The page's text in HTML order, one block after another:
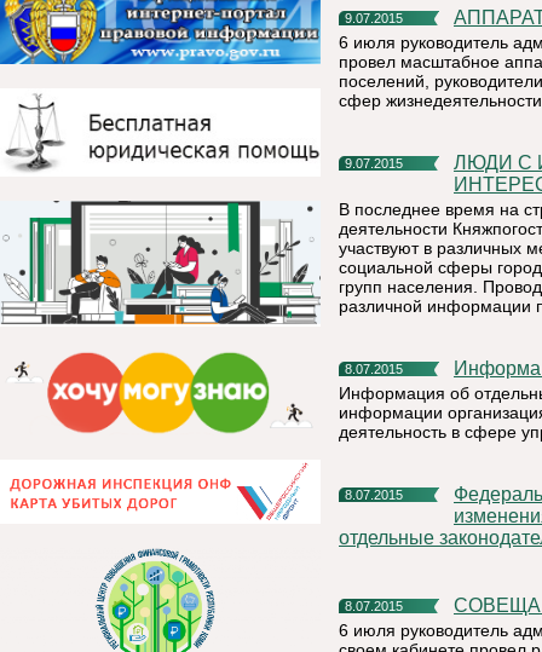
9.07.2015
6 июля руководитель
провел масштабное
поселений,
сфер
9.07.2015
ЛЮДИ С ИНВАЛИДНОСТЬЮ ХОТЯТ ЖИТЬ ДОСТОЙНО И
В последнее время на
деятельности
участвуют в различных
социальной сферы
групп населения.
различной информации
8.07.2015
Информация об
информации
деятельность в сфере
8.07.2015
Федеральным законом от 29.06.2015 N 176-ФЗ внесены
отдельные
8.07.2015
6 июля руководитель